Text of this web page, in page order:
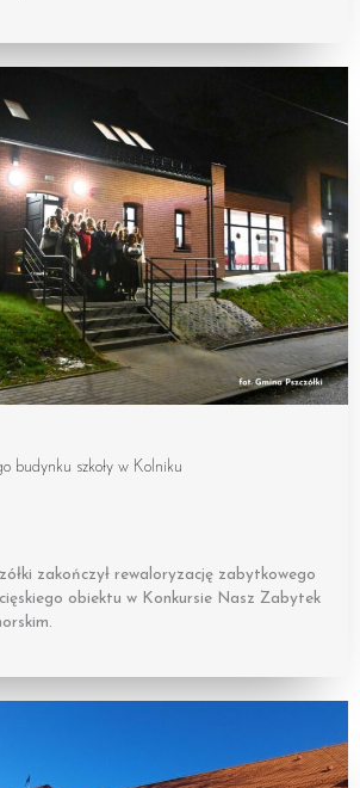
budynku szkoły w Kolniku
zakończył rewaloryzację zabytkowego
obiektu w Konkursie Nasz Zabytek